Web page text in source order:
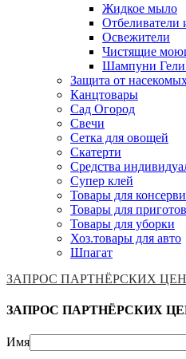
Жидкое мыло
Отбеливатели
Освежители
Чистящие
Шампуни Гели
Защита от
Канцтовары
Сад Огород
Свечи
Сетка для овощей
Скатерти
Средства
Супер клей
Товары для
Товары для
Товары для уборки
Хоз.товары для авто
Шпагат
ЗАПРОС ПАРТНЁРСКИХ ЦЕН
ЗАПРОС ПАРТНЁРСКИХ
Имя